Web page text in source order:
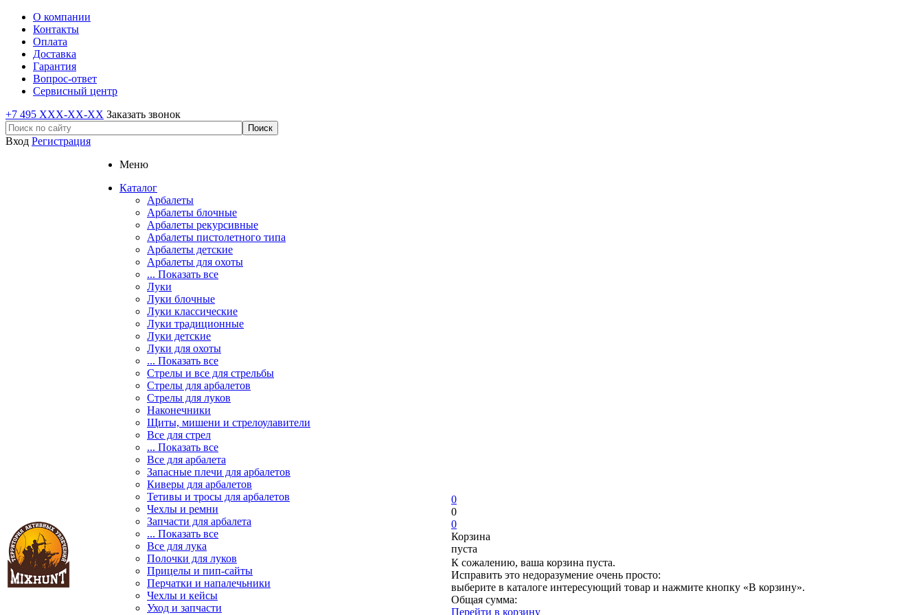
О компании
Контакты
Оплата
Доставка
Гарантия
Вопрос-ответ
Сервисный центр
+7 495 XXX-XX-XX Заказать звонок
Вход Регистрация
Меню
Каталог
Арбалеты
Арбалеты блочные
Арбалеты рекурсивные
Арбалеты пистолетного типа
Арбалеты детские
Арбалеты для охоты
... Показать все
Луки
Луки блочные
Луки классические
Луки традиционные
Луки детские
Луки для охоты
... Показать все
Стрелы и все для стрельбы
Стрелы для арбалетов
Стрелы для луков
Наконечники
Щиты, мишени и стрелоулавители
Все для стрел
... Показать все
Все для арбалета
Запасные плечи для арбалетов
Киверы для арбалетов
Тетивы и тросы для арбалетов
Чехлы и ремни
Запчасти для арбалета
... Показать все
Все для лука
Полочки для луков
Прицелы и пип-сайты
Перчатки и напалечьники
Чехлы и кейсы
Уход и запчасти
0
0
0
Корзина
пуста
К сожалению, ваша корзина пуста.
Исправить это недоразумение очень просто:
выберите в каталоге интересующий товар и нажмите кнопку «В корзину».
Общая сумма:
Перейти в корзину